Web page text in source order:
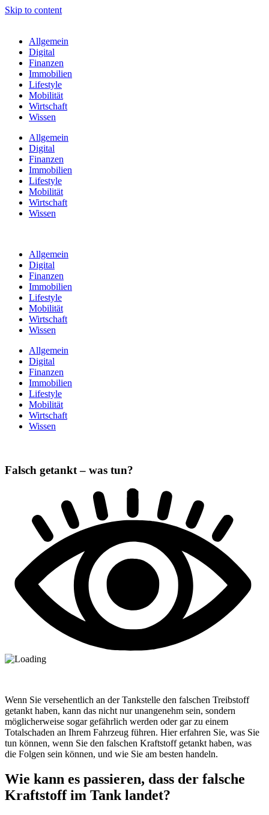
Skip to content
Allgemein
Digital
Finanzen
Immobilien
Lifestyle
Mobilität
Wirtschaft
Wissen
Allgemein
Digital
Finanzen
Immobilien
Lifestyle
Mobilität
Wirtschaft
Wissen
Allgemein
Digital
Finanzen
Immobilien
Lifestyle
Mobilität
Wirtschaft
Wissen
Allgemein
Digital
Finanzen
Immobilien
Lifestyle
Mobilität
Wirtschaft
Wissen
Falsch getankt – was tun?
Wenn Sie versehentlich an der Tankstelle den falschen Treibstoff
getankt haben, kann das nicht nur unangenehm sein, sondern
möglicherweise sogar gefährlich werden oder gar zu einem
Totalschaden an Ihrem Fahrzeug führen. Hier erfahren Sie, was Sie
tun können, wenn Sie den falschen Kraftstoff getankt haben, was
die Folgen sein können, und wie Sie am besten handeln.
Wie kann es passieren, dass der falsche
Kraftstoff im Tank landet?